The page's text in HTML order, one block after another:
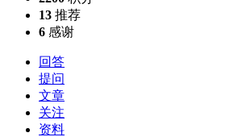
13 推荐
6 感谢
回答
提问
文章
关注
资料